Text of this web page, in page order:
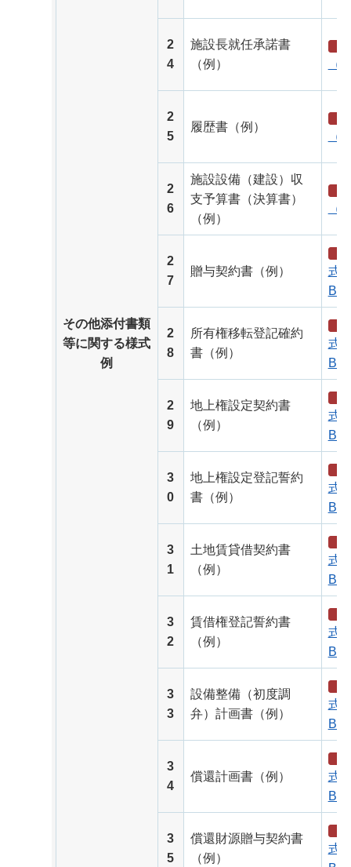
その他添付書類
等に関する様式
例
2
4
施設長就任承諾書
（例）
（
2
5
履歴書（例）
（
2
6
施設設備（建設）収
支予算書（決算書）
（例）
（
2
7
贈与契約書（例）
式
B）
2
8
所有権移転登記確約
書（例）
式
B）
2
9
地上権設定契約書
（例）
式
B）
3
0
地上権設定登記誓約
書（例）
式
B）
3
1
土地賃貸借契約書
（例）
式
B）
3
2
賃借権登記誓約書
（例）
式
B）
3
3
設備整備（初度調
弁）計画書（例）
式
B）
3
4
償還計画書（例）
式
B）
3
5
償還財源贈与契約書
（例）
式